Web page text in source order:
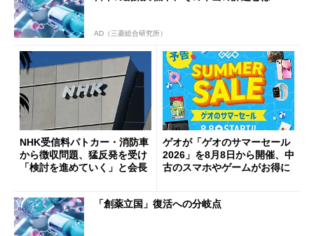
AD（三菱総合研究所）
NHK受信料パトカー・消防車
から徴収問題、猛反発を受け
「検討を進めていく」と会長
ゲオが「ゲオのサマーセール
2026」を8月8日から開催、中
古のスマホやゲームがお得に
「創薬立国」復活への分岐点